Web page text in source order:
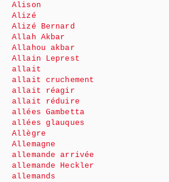
Alison
Alizé
Alizé Bernard
Allah Akbar
Allahou akbar
Allain Leprest
allait
allait cruchement
allait réagir
allait réduire
allées Gambetta
allées glauques
Allègre
Allemagne
allemande arrivée
allemande Heckler
allemands